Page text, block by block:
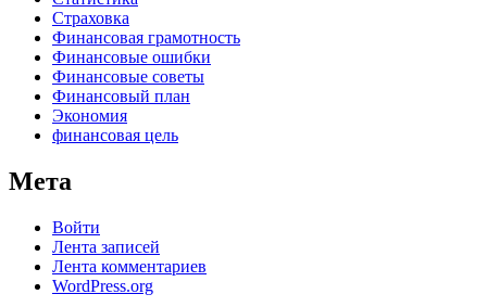
Страховка
Финансовая грамотность
Финансовые ошибки
Финансовые советы
Финансовый план
Экономия
финансовая цель
Мета
Войти
Лента записей
Лента комментариев
WordPress.org